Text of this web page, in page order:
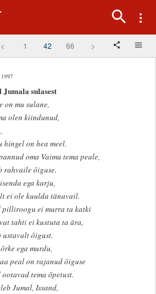
< 1 42 66 >
Jumala sulasest
on mu sulane,
olen kiindunud,
hingel on hea meel.
oma Vaimu tema peale,
rahvaile õiguse.
ega karju,
ei ole kuulda tänavail.
pilliroogu ei murra ta katki
tahti ei kustuta ta ära,
õigust.
ega murdu,
peal on rajanud õiguse
tema õpetust.
Jumal, Issand,